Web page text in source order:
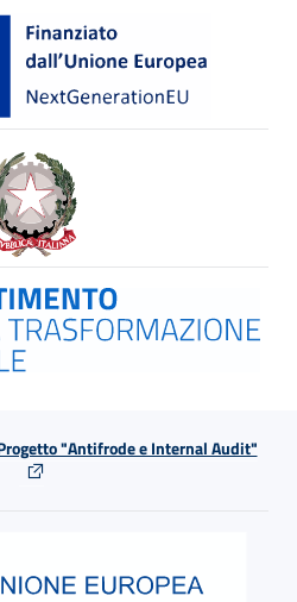
"Antifrode e Internal Audit"